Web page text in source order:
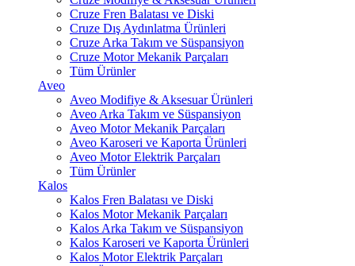
Cruze Fren Balatası ve Diski
Cruze Dış Aydınlatma Ürünleri
Cruze Arka Takım ve Süspansiyon
Cruze Motor Mekanik Parçaları
Tüm Ürünler
Aveo
Aveo Modifiye & Aksesuar Ürünleri
Aveo Arka Takım ve Süspansiyon
Aveo Motor Mekanik Parçaları
Aveo Karoseri ve Kaporta Ürünleri
Aveo Motor Elektrik Parçaları
Tüm Ürünler
Kalos
Kalos Fren Balatası ve Diski
Kalos Motor Mekanik Parçaları
Kalos Arka Takım ve Süspansiyon
Kalos Karoseri ve Kaporta Ürünleri
Kalos Motor Elektrik Parçaları